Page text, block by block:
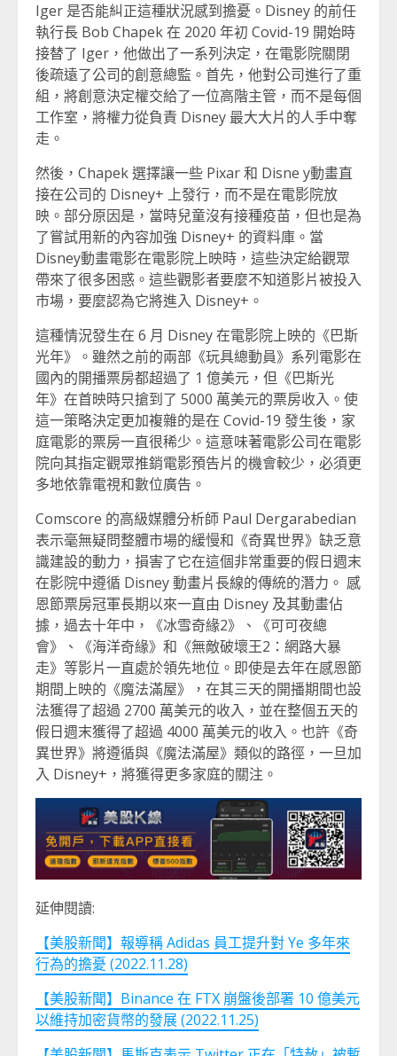
Iger 是否能糾正這種狀況感到擔憂。Disney 的前任
執行長 Bob Chapek 在 2020 年初 Covid-19 開始時
接替了 Iger，他做出了一系列決定，在電影院關閉
後疏遠了公司的創意總監。首先，他對公司進行了重
組，將創意決定權交給了一位高階主管，而不是每個
工作室，將權力從負責 Disney 最大大片的人手中奪
走。
然後，Chapek 選擇讓一些 Pixar 和 Disne y動畫直
接在公司的 Disney+ 上發行，而不是在電影院放
映。部分原因是，當時兒童沒有接種疫苗，但也是為
了嘗試用新的內容加強 Disney+ 的資料庫。當
Disney動畫電影在電影院上映時，這些決定給觀眾
帶來了很多困惑。這些觀影者要麼不知道影片被投入
市場，要麼認為它將進入 Disney+。
這種情況發生在 6 月 Disney 在電影院上映的《巴斯
光年》。雖然之前的兩部《玩具總動員》系列電影在
國內的開播票房都超過了 1 億美元，但《巴斯光
年》在首映時只搶到了 5000 萬美元的票房收入。使
這一策略決定更加複雜的是在 Covid-19 發生後，家
庭電影的票房一直很稀少。這意味著電影公司在電影
院向其指定觀眾推銷電影預告片的機會較少，必須更
多地依靠電視和數位廣告。
Comscore 的高級媒體分析師 Paul Dergarabedian
表示毫無疑問整體市場的緩慢和《奇異世界》缺乏意
識建設的動力，損害了它在這個非常重要的假日週末
在影院中遵循 Disney 動畫片長線的傳統的潛力。 感
恩節票房冠軍長期以來一直由 Disney 及其動畫佔
據，過去十年中，《冰雪奇緣2》、《可可夜總
會》、《海洋奇緣》和《無敵破壞王2：網路大暴
走》等影片一直處於領先地位。即使是去年在感恩節
期間上映的《魔法滿屋》，在其三天的開播期間也設
法獲得了超過 2700 萬美元的收入，並在整個五天的
假日週末獲得了超過 4000 萬美元的收入。也許《奇
異世界》將遵循與《魔法滿屋》類似的路徑，一旦加
入 Disney+，將獲得更多家庭的關注。
延伸閱讀:
【美股新聞】報導稱 Adidas 員工提升對 Ye 多年來
行為的擔憂 (2022.11.28)
【美股新聞】Binance 在 FTX 崩盤後部署 10 億美元
以維持加密貨幣的發展 (2022.11.25)